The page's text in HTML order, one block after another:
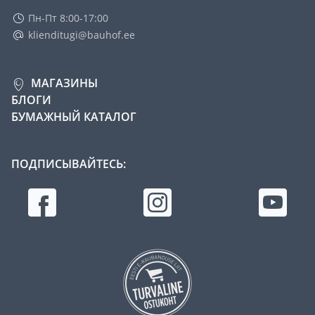
Пн-Пт 8:00-17:00
klienditugi@bauhof.ee
МАГАЗИНЫ
БЛОГИ
БУМАЖНЫЙ КАТАЛОГ
ПОДПИСЫВАЙТЕСЬ: